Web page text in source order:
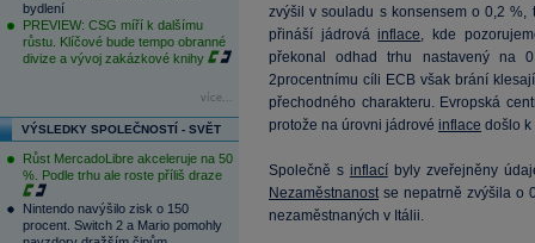
bydlení
PREVIEW: CSG míří k dalšímu
růstu. Klíčové bude tempo obranné
divize a vývoj zakázkové knihy
více...
VÝSLEDKY SPOLEČNOSTÍ - SVĚT
Růst MercadoLibre akceleruje na 50
%. Podle trhu ale roste příliš draze
Nintendo navýšilo zisk o 150
procent. Switch 2 a Mario pomohly
zvýšil v souladu s konsensem o 0,2
přináší jádrováinflace, kde
překonal odhad trhu nastavený na
2procentnímu cíli ECB však brání
přechodného charakteru. Evropská
protože na úrovni jádrové inflace došlo k
Společně s inflacíbyly zveřejněny
Nezaměstnanostse nepatrně zvýšila o
nezaměstnaných v Itálii.